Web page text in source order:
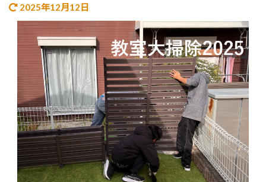
2025年12月12日